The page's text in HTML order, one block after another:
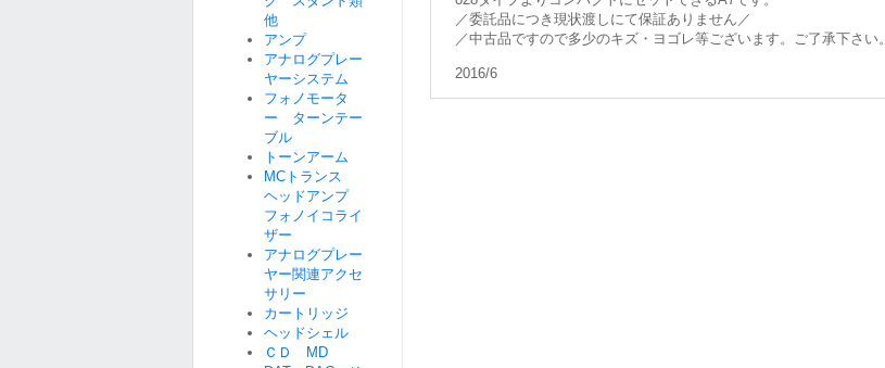
／委託品につき現状渡しにて保証ありません／
／中古品ですので多少のキズ・ヨゴレ等ございます。ご了承下さい。
2016/6
他
アンプ
アナログプレー
ヤーシステム
フォノモータ
ー ターンテー
ブル
トーンアーム
MCトランス
ヘッドアンプ
フォノイコライ
ザー
アナログプレー
ヤー関連アクセ
サリー
カートリッジ
ヘッドシェル
ＣＤ MD